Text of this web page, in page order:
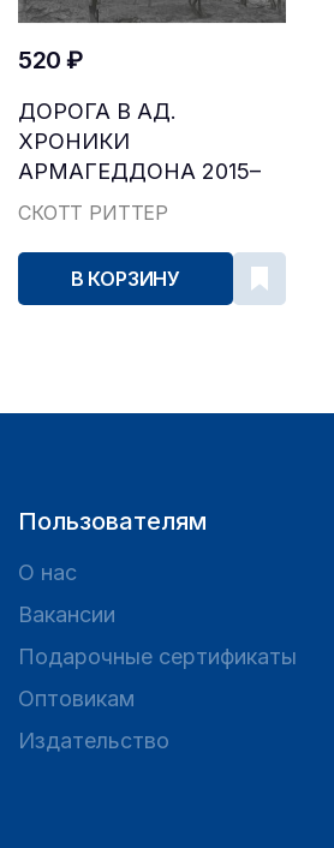
520 ₽
ДОРОГА В АД.
ХРОНИКИ
АРМАГЕДДОНА 2015–
2024
СКОТТ РИТТЕР
В КОРЗИНУ
Пользователям
О нас
Вакансии
Подарочные сертификаты
Оптовикам
Издательство